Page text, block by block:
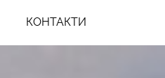
КОНТАКТИ